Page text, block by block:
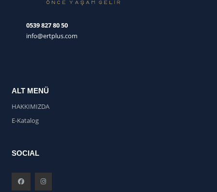
0539 827 80 50
info@ertplus.com
ALT MENÜ
HAKKIMIZDA
E-Katalog
SOCIAL